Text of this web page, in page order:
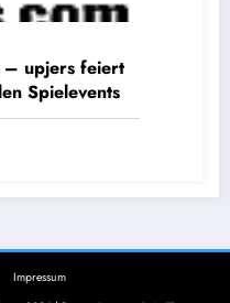
– upjers feiert
Spielevents
Impressum